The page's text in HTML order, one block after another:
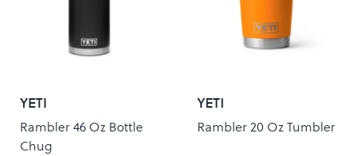
YETI
Rambler 46 Oz Bottle
Chug
YETI
Rambler 20 Oz Tumbler